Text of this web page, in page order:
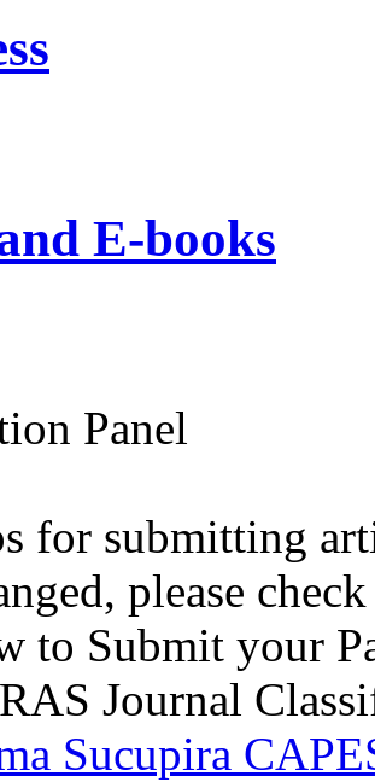
E-books
Panel
for submitting
please
to Submit your
Journal
Sucupira